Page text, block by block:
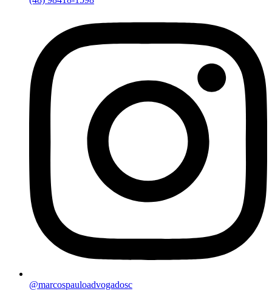
@marcospauloadvogadosc